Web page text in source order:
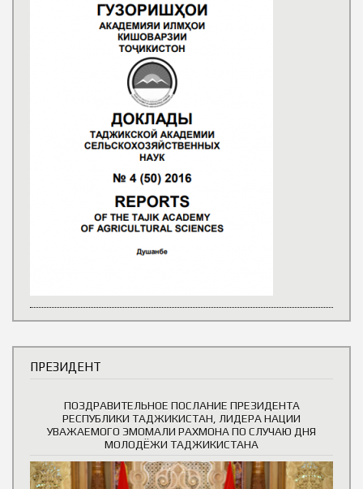
ПРЕЗИДЕНТ
ПОЗДРАВИТЕЛЬНОЕ ПОСЛАНИЕ ПРЕЗИДЕНТА
РЕСПУБЛИКИ ТАДЖИКИСТАН, ЛИДЕРА НАЦИИ
УВАЖАЕМОГО ЭМОМАЛИ РАХМОНА ПО СЛУЧАЮ ДНЯ
МОЛОДЁЖИ ТАДЖИКИСТАНА